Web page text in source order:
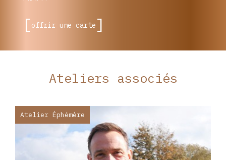
offrir une carte
Ateliers associés
Atelier Éphémère